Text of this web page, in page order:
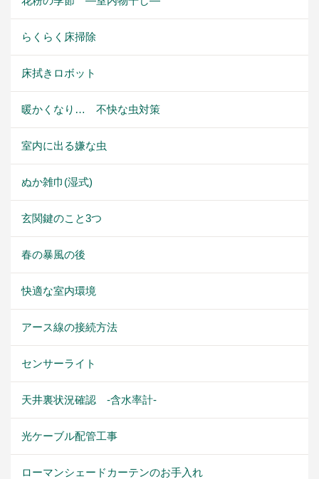
らくらく床掃除
床拭きロボット
暖かくなり… 不快な虫対策
室内に出る嫌な虫
ぬか雑巾(湿式)
玄関鍵のこと3つ
春の暴風の後
快適な室内環境
アース線の接続方法
センサーライト
天井裏状況確認 -含水率計-
光ケーブル配管工事
ローマンシェードカーテンのお手入れ